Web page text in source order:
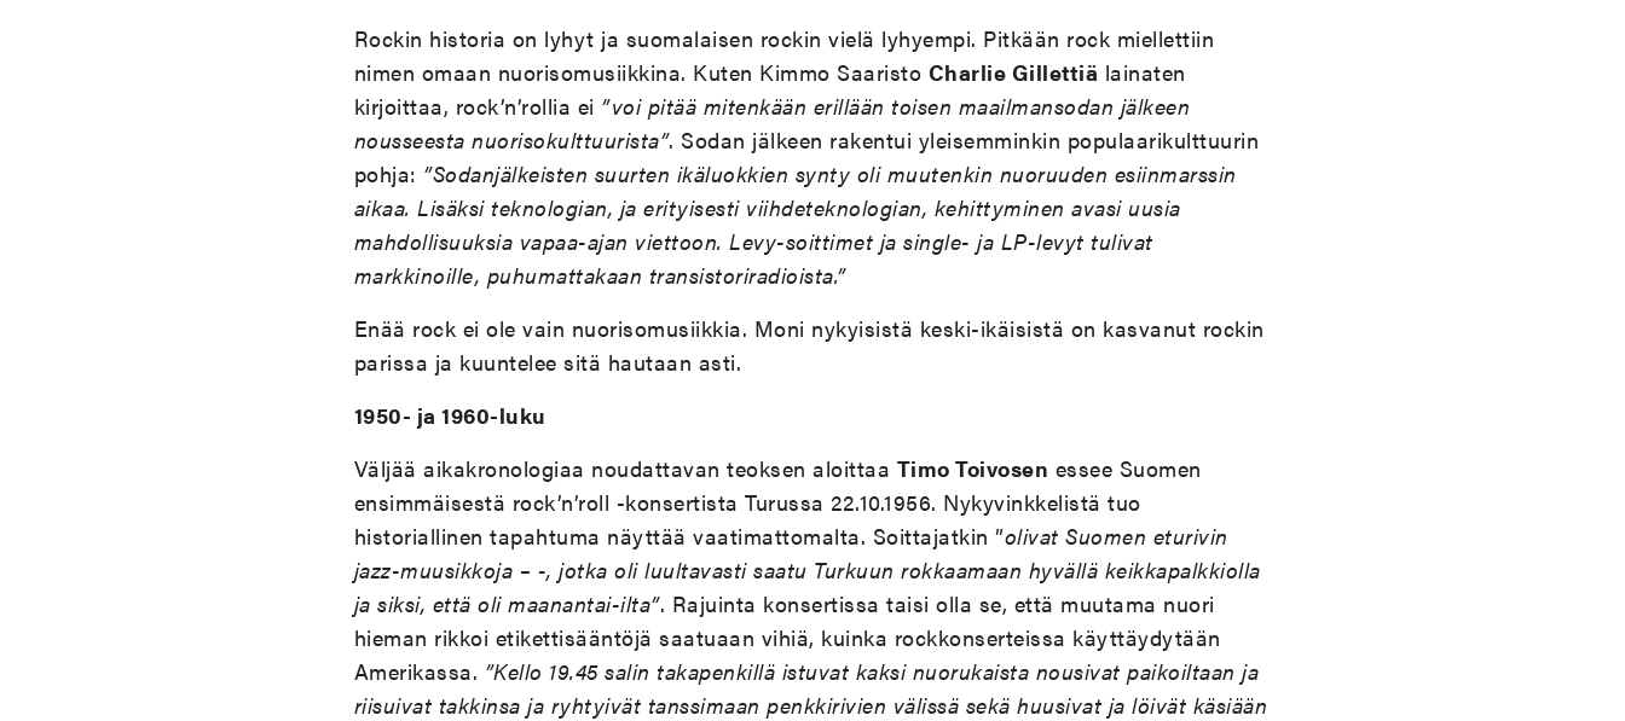
Rockin historia on lyhyt ja suomalaisen rockin vielä lyhyempi. Pitkään rock miellettiin
nimen omaan nuorisomusiikkina. Kuten Kimmo Saaristo Charlie Gillettiä lainaten
kirjoittaa, rock’n’rollia ei ”voi pitää mitenkään erillään toisen maailmansodan jälkeen
nousseesta nuorisokulttuurista”. Sodan jälkeen rakentui yleisemminkin populaarikulttuurin
pohja: ”Sodanjälkeisten suurten ikäluokkien synty oli muutenkin nuoruuden esiinmarssin
aikaa. Lisäksi teknologian, ja erityisesti viihdeteknologian, kehittyminen avasi uusia
mahdollisuuksia vapaa-ajan viettoon. Levy-soittimet ja single- ja LP-levyt tulivat
markkinoille, puhumattakaan transistoriradioista.”
Enää rock ei ole vain nuorisomusiikkia. Moni nykyisistä keski-ikäisistä on kasvanut rockin
parissa ja kuuntelee sitä hautaan asti.
1950- ja 1960-luku
Väljää aikakronologiaa noudattavan teoksen aloittaa Timo Toivosen essee Suomen
ensimmäisestä rock’n’roll -konsertista Turussa 22.10.1956. Nykyvinkkelistä tuo
historiallinen tapahtuma näyttää vaatimattomalta. Soittajatkin ”olivat Suomen eturivin
jazz-muusikkoja – -, jotka oli luultavasti saatu Turkuun rokkaamaan hyvällä keikkapalkkiolla
ja siksi, että oli maanantai-ilta”. Rajuinta konsertissa taisi olla se, että muutama nuori
hieman rikkoi etikettisääntöjä saatuaan vihiä, kuinka rockkonserteissa käyttäydytään
Amerikassa. ”Kello 19.45 salin takapenkillä istuvat kaksi nuorukaista nousivat paikoiltaan ja
riisuivat takkinsa ja ryhtyivät tanssimaan penkkirivien välissä sekä huusivat ja löivät käsiään